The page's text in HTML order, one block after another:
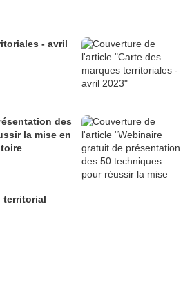
- avril
des
la mise en
territorial